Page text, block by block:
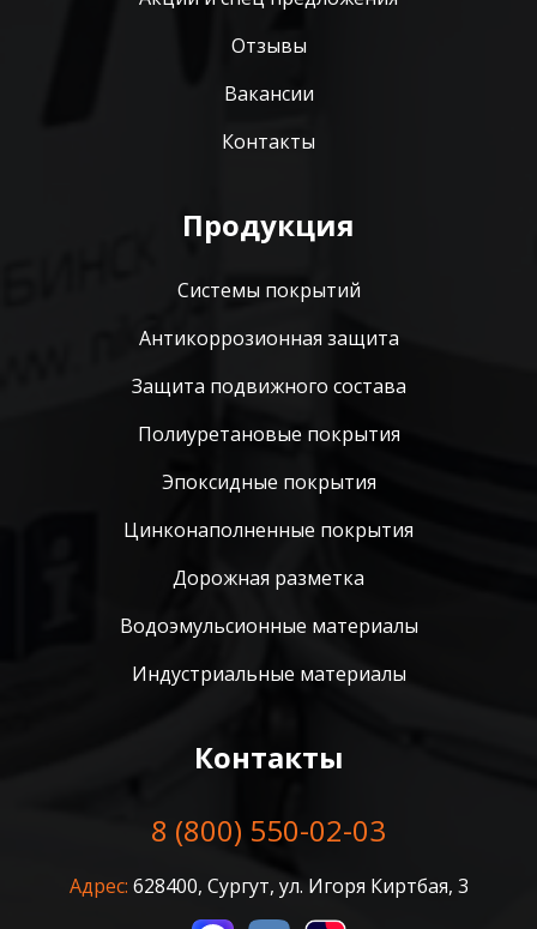
Отзывы
Вакансии
Контакты
Продукция
Системы покрытий
Антикоррозионная защита
Защита подвижного состава
Полиуретановые покрытия
Эпоксидные покрытия
Цинконаполненные покрытия
Дорожная разметка
Водоэмульсионные материалы
Индустриальные материалы
Контакты
8 (800) 550-02-03
Адрес: 628400, Сургут, ул. Игоря Киртбая, 3